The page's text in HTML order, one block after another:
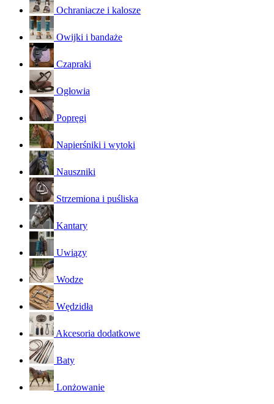
Ochraniacze i kalosze
Owijki i bandaże
Czapraki
Ogłowia
Popręgi
Napierśniki i wytoki
Nauszniki
Strzemiona i puśliska
Kantary
Uwiązy
Wodze
Wędzidła
Akcesoria dodatkowe
Baty
Lonżowanie